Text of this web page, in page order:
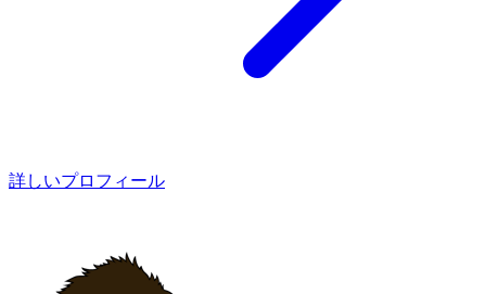
詳しいプロフィール